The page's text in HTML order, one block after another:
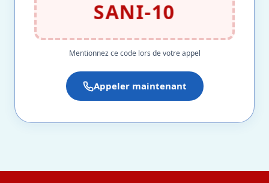
SANI-10
Mentionnez ce code lors de votre appel
Appeler maintenant